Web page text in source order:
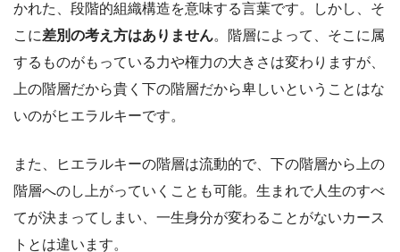
かれた、段階的組織構造を意味する言葉です。しかし、そ
こに差別の考え方はありません。階層によって、そこに属
するものがもっている力や権力の大きさは変わりますが、
上の階層だから貴く下の階層だから卑しいということはな
いのがヒエラルキーです。
また、ヒエラルキーの階層は流動的で、下の階層から上の
階層へのし上がっていくことも可能。生まれで人生のすべ
てが決まってしまい、一生身分が変わることがないカース
トとは違います。